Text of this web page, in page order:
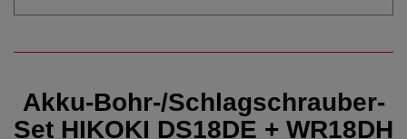
Akku-Bohr-/Schlagschrauber-
Set HIKOKI DS18DE + WR18DH